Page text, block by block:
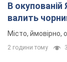
В окупованій
валить
Місто, ймовірно,
2 години тому